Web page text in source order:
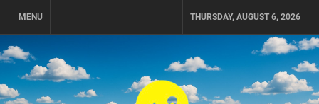
MENU THURSDAY, AUGUST 6, 2026